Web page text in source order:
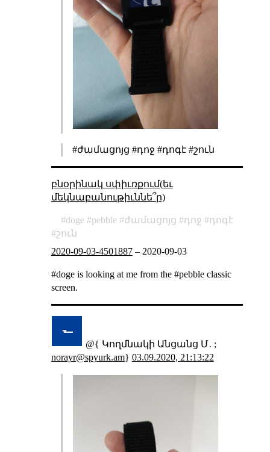
#ժամացոյց #դոջ #դոգէ #շուն
բնօրինակ սփիւռքում(եւ
մեկնաբանութիւննե՞ր)
doge pebble ժամացոյց դոջ
դոգէ
շուն
2020-09-03-4501887– 2020-09-03
#doge is looking at me from the #pebble classic
screen.
@{ Կողմնակի Անցանց Մ․ ;
norayr@spyurk.am} 03.09.2020, 21:13:22